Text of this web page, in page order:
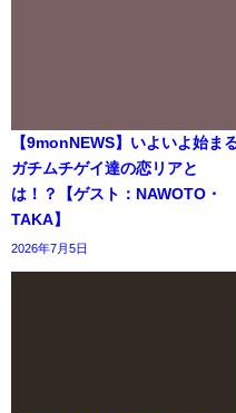
【9monNEWS】いよいよ始ま
ガチムチゲイ達の恋リアと
は！？【ゲスト：NAWOTO・
TAKA】
2026年7月5日